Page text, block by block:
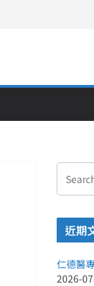
近期
仁德醫
2026-